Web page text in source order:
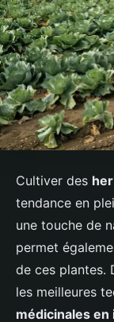
Cultiver des
tendance en
une touche de
permet
de ces plantes.
les meilleures
médicinales